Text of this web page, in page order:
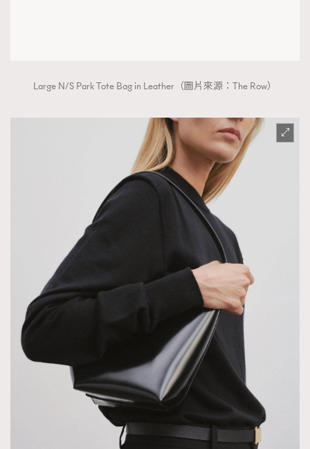
Large N/S Park Tote Bag in Leather（圖片來源：The Row）